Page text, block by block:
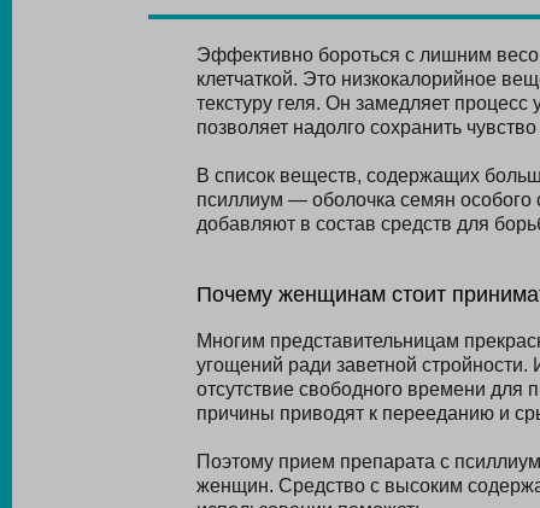
Эффективно бороться с лишним
клетчаткой. Это низкокалорийное
текстуру геля. Он замедляет
позволяет надолго сохранить
В список веществ, содержащих
псиллиум — оболочка семян особого
добавляют в состав средств для
Почему женщинам стоит
Многим представительницам
угощений ради заветной
отсутствие свободного времени для
причины приводят к перееданию и
Поэтому прием препарата с
женщин. Средство с высоким